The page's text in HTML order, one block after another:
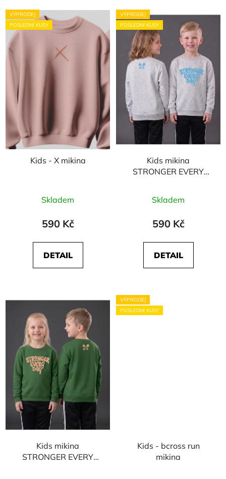
VÝPRODEJ
POSLEDNÍ KUSY
Kids - X mikina
Skladem
590 Kč
DETAIL
VÝPRODEJ
POSLEDNÍ KUSY
Kids mikina
STRONGER EVERY
Skladem
590 Kč
DETAIL
Kids mikina
STRONGER EVERY
VÝPRODEJ
POSLEDNÍ KUSY
Kids - bcross run
mikina